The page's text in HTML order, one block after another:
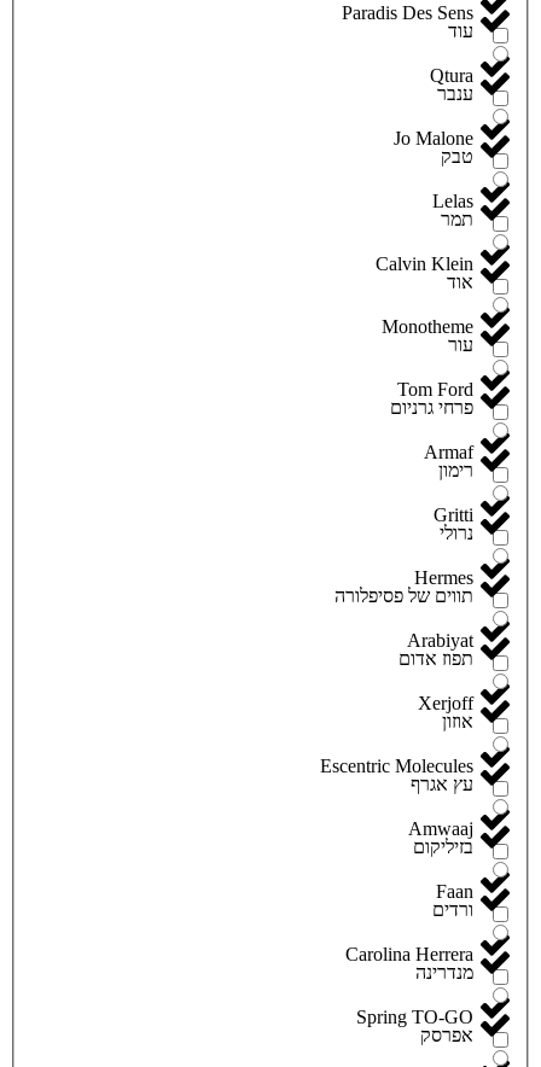
Paradis Des Sens
Qtura
Jo Malone
Lelas
Calvin Klein
Monotheme
Tom Ford
Armaf
Gritti
Hermes
Arabiyat
Xerjoff
Escentric Molecules
Amwaaj
Faan
Carolina Herrera
Spring TO-GO
עוד
ענבר
טבק
תמר
אוד
עור
פרחי גרניום
רימון
נרולי
תווים של פסיפלורה
תפוז אדום
אוזון
עץ אגרף
בזיליקום
ורדים
מנדרינה
אפרסק